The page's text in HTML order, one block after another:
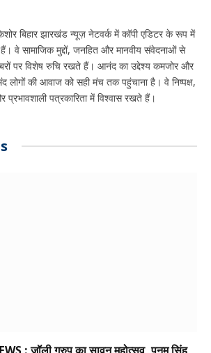
बिहार झारखंड न्यूज़ नेटवर्क में कॉपी एडिटर के रूप में
हैं। वे सामाजिक मुद्दों, जनहित और मानवीय संवेदनाओं से
पर विशेष रुचि रखते हैं। आनंद का उद्देश्य कमजोर और
लोगों की आवाज को सही मंच तक पहुंचाना है। वे निष्पक्ष,
पत्रकारिता में विश्वास रखते हैं।